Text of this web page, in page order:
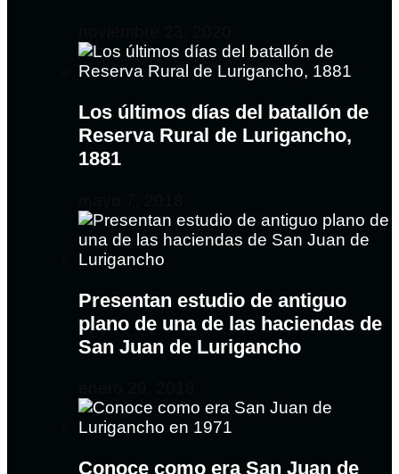
Los últimos días del batallón de
Reserva Rural de Lurigancho,
1881
Presentan estudio de antiguo
plano de una de las haciendas de
San Juan de Lurigancho
Conoce como era San Juan de